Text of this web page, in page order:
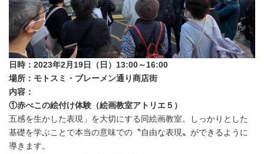
日時：2023年2月19日（日）13:00～16:00
場所：モトスミ・ブレーメン通り商店街
内容：
①赤べこの絵付け体験（絵画教室アトリエ５）
五感を生かした表現」を大切にする同絵画教室。しっかりとした
基礎を学ぶことで本当の意味での〝自由な表現〟ができるように
導きます。